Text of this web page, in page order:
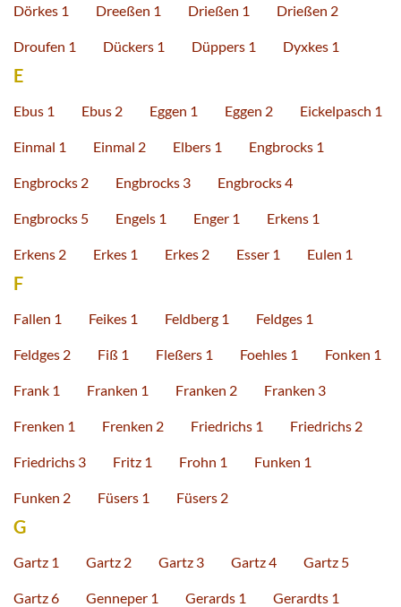
Dörkes 1 Dreeßen 1 Drießen 1 Drießen 2
Droufen 1 Dückers 1 Düppers 1 Dyxkes 1
E
Ebus 1 Ebus 2 Eggen 1 Eggen 2 Eickelpasch 1
Einmal 1 Einmal 2 Elbers 1 Engbrocks 1
Engbrocks 2 Engbrocks 3 Engbrocks 4
Engbrocks 5 Engels 1 Enger 1 Erkens 1
Erkens 2 Erkes 1 Erkes 2 Esser 1 Eulen 1
F
Fallen 1 Feikes 1 Feldberg 1 Feldges 1
Feldges 2 Fiß 1 Fleßers 1 Foehles 1 Fonken 1
Frank 1 Franken 1 Franken 2 Franken 3
Frenken 1 Frenken 2 Friedrichs 1 Friedrichs 2
Friedrichs 3 Fritz 1 Frohn 1 Funken 1
Funken 2 Füsers 1 Füsers 2
G
Gartz 1 Gartz 2 Gartz 3 Gartz 4 Gartz 5
Gartz 6 Genneper 1 Gerards 1 Gerardts 1